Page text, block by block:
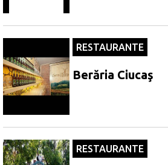
RESTAURANTE
Berăria Ciucaş
RESTAURANTE